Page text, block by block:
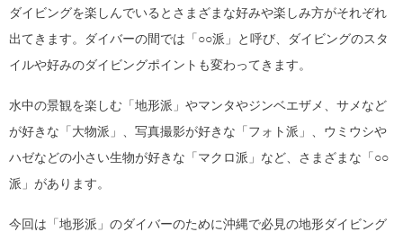
ダイビングを楽しんでいるとさまざまな好みや楽しみ方がそれぞれ
出てきます。ダイバーの間では「○○派」と呼び、ダイビングのスタ
イルや好みのダイビングポイントも変わってきます。
水中の景観を楽しむ「地形派」やマンタやジンベエザメ、サメなど
が好きな「大物派」、写真撮影が好きな「フォト派」、ウミウシや
ハゼなどの小さい生物が好きな「マクロ派」など、さまざまな「○○
派」があります。
今回は「地形派」のダイバーのために沖縄で必見の地形ダイビング